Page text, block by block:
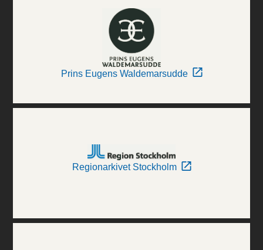
Prins Eugens Waldemarsudde
Regionarkivet Stockholm